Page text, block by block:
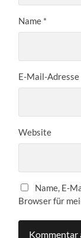
Name *
E-Mail-Adresse
Website
Name, E-
Browser für